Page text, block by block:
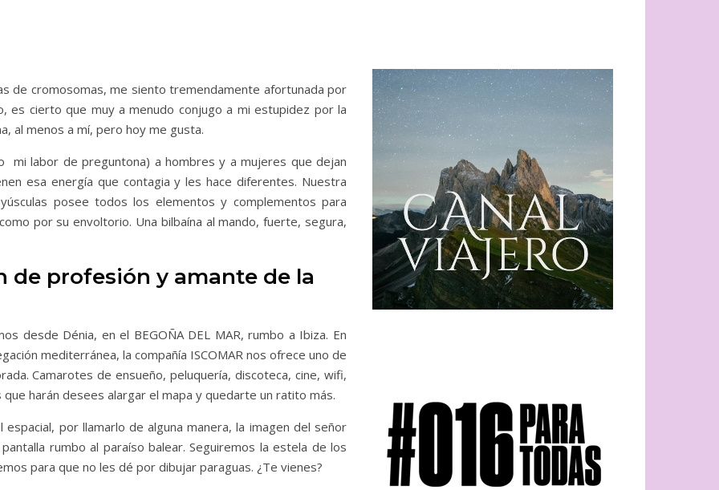
de cromosomas, me siento tremendamente afortunada por
es cierto que muy a menudo conjugo a mi estupidez por la
al menos a mí, pero hoy me gusta.
mi labor de preguntona) a hombres y a mujeres que dejan
esa energía que contagia y les hace diferentes. Nuestra
posee todos los elementos y complementos para
por su envoltorio. Una bilbaína al mando, fuerte, segura,
de profesión y amante de la
desde Dénia, en el BEGOÑA DEL MAR, rumbo a Ibiza. En
mediterránea, la compañía ISCOMAR nos ofrece uno de
Camarotes de ensueño, peluquería, discoteca, cine, wifi,
harán desees alargar el mapa y quedarte un ratito más.
por llamarlo de alguna manera, la imagen del señor
rumbo al paraíso balear. Seguiremos la estela de los
para que no les dé por dibujar paraguas. ¿Te vienes?